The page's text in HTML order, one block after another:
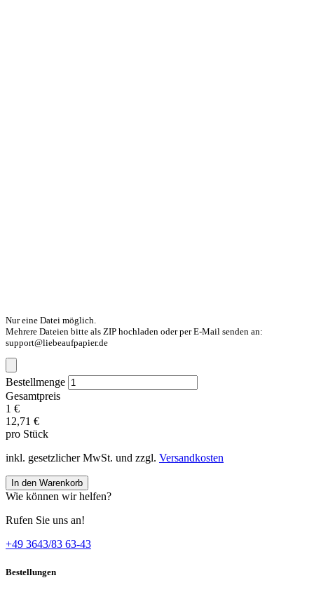
Nur eine Datei möglich.
Mehrere Dateien bitte als ZIP hochladen oder per E-Mail senden an:
support@liebeaufpapier.de
Bestellmenge
Gesamtpreis
1 €
12,71 €
pro Stück
inkl. gesetzlicher MwSt. und zzgl. Versandkosten
In den Warenkorb
Wie können wir helfen?
Rufen Sie uns an!
+49 3643/83 63-43
Bestellungen